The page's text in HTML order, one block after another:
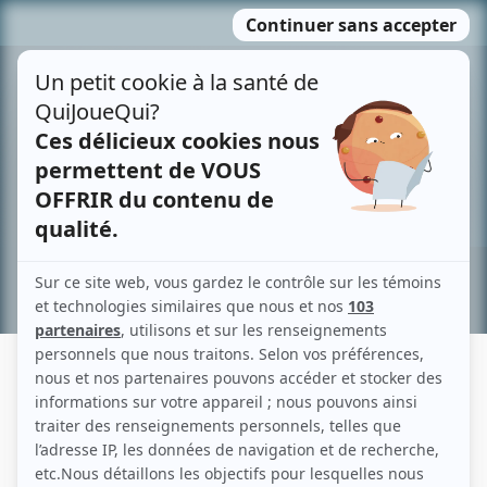
MENU
contenu
Recherche avancée »
HORTENSE BAMAS
Liens
Fiche de Hortense Bamas sur Showbizz.net